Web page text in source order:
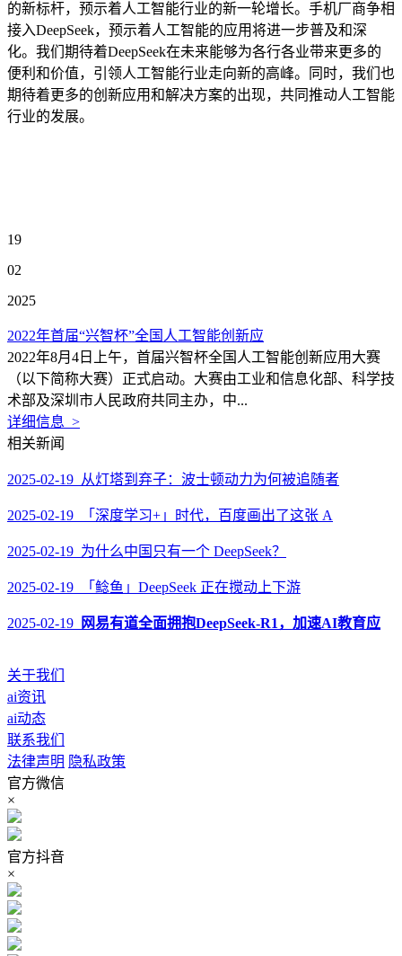
的新标杆，预示着人工智能行业的新一轮增长。手机厂商争相
接入DeepSeek，预示着人工智能的应用将进一步普及和深
化。我们期待着DeepSeek在未来能够为各行各业带来更多的
便利和价值，引领人工智能行业走向新的高峰。同时，我们也
期待着更多的创新应用和解决方案的出现，共同推动人工智能
行业的发展。
19
02
2025
2022年首届“兴智杯”全国人工智能创新应
2022年8月4日上午，首届兴智杯全国人工智能创新应用大赛
（以下简称大赛）正式启动。大赛由工业和信息化部、科学技
术部及深圳市人民政府共同主办，中...
详细信息 >
相关新闻
2025-02-19 从灯塔到弃子：波士顿动力为何被追随者
2025-02-19 「深度学习+」时代，百度画出了这张 A
2025-02-19 为什么中国只有一个 DeepSeek？
2025-02-19 「鲶鱼」DeepSeek 正在搅动上下游
2025-02-19 网易有道全面拥抱DeepSeek-R1，加速AI教育应
关于我们
ai资讯
ai动态
联系我们
法律声明 隐私政策
官方微信
×
官方抖音
×